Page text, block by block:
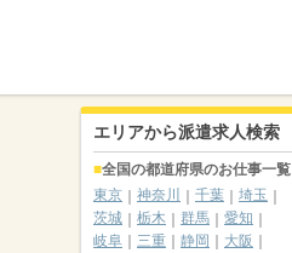
エリアから派遣求人検索
全国の都道府県のお仕事一覧
東京
神奈川 千葉
埼玉
茨城
栃木 群馬
愛知
岐阜
三重 静岡
大阪